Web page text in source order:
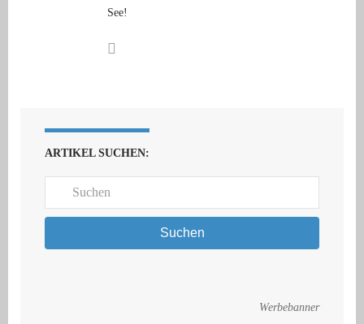
See!
ARTIKEL SUCHEN:
Suchen
Werbebanner